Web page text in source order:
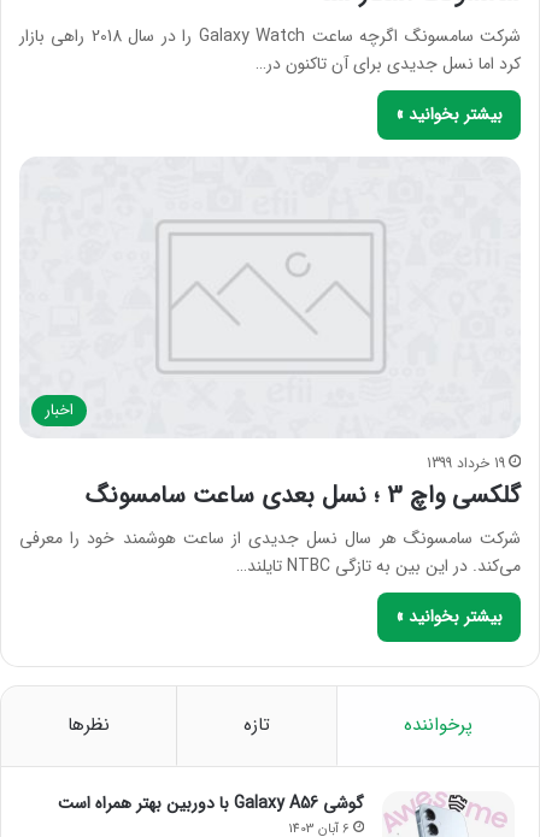
شرکت سامسونگ اگرچه ساعت Galaxy Watch را در سال 2018 راهی بازار
کرد اما نسل جدیدی برای آن تاکنون در…
بیشتر بخوانید »
اخبار
19 خرداد 1399
گلکسی واچ 3 ؛ نسل بعدی ساعت سامسونگ
شرکت سامسونگ هر سال نسل جدیدی از ساعت هوشمند خود را معرفی
می‌کند. در این بین به تازگی NTBC تایلند…
بیشتر بخوانید »
پرخواننده تازه نظرها
گوشی Galaxy A56 با دوربین بهتر همراه است
6 آبان 1403